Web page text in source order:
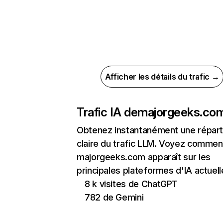
Afficher les détails du trafic →
Trafic IA de
Obtenez instantanément une
claire du trafic LLM. Voyez
majorgeeks.com apparaît sur les
principales plateformes d'IA
8 k visites de ChatGPT
782 de Gemini